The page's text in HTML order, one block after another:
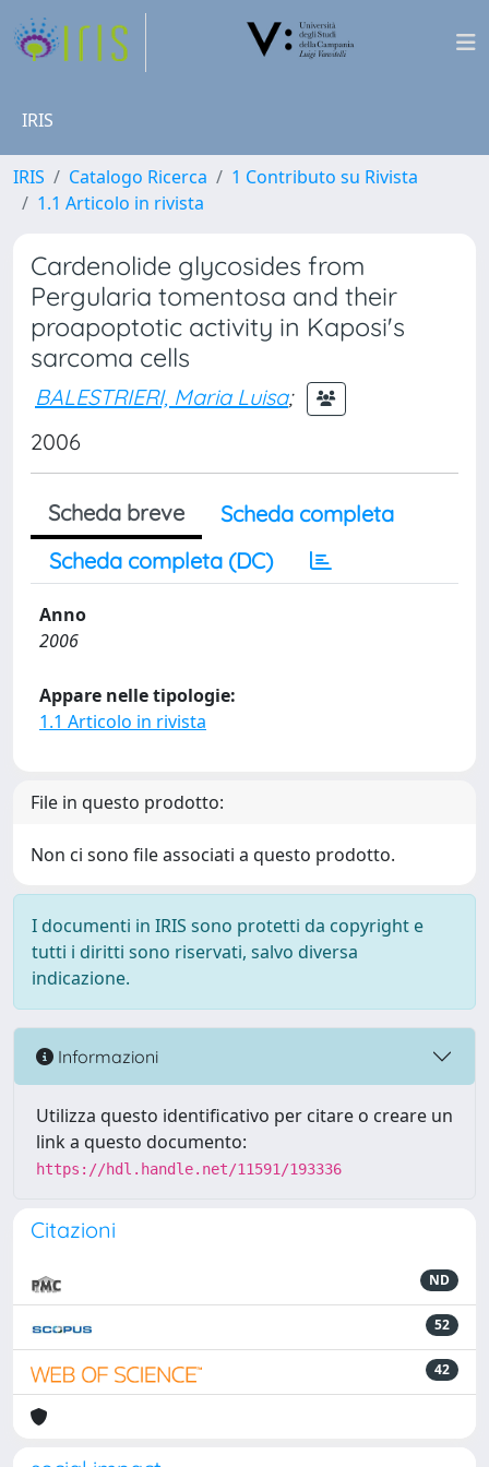
IRIS
IRIS Catalogo Ricerca
1 Contributo su Rivista
1.1 Articolo in rivista
Cardenolide glycosides from
Pergularia tomentosa and their
proapoptotic activity in Kaposi's
sarcoma cells
BALESTRIERI, Maria Luisa;
2006
Scheda breve
Scheda completa
Scheda completa (DC)
Anno
2006
Appare nelle tipologie:
1.1 Articolo in rivista
File in questo prodotto:
Non ci sono file associati a questo prodotto.
I documenti in IRIS sono protetti da copyright e
tutti i diritti sono riservati, salvo diversa
indicazione.
Informazioni
Utilizza questo identificativo per citare o creare un
link a questo documento:
https://hdl.handle.net/11591/193336
Citazioni
ND
52
42